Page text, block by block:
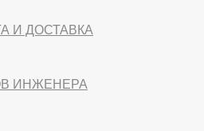
И ДОСТАВКА
ИНЖЕНЕРА